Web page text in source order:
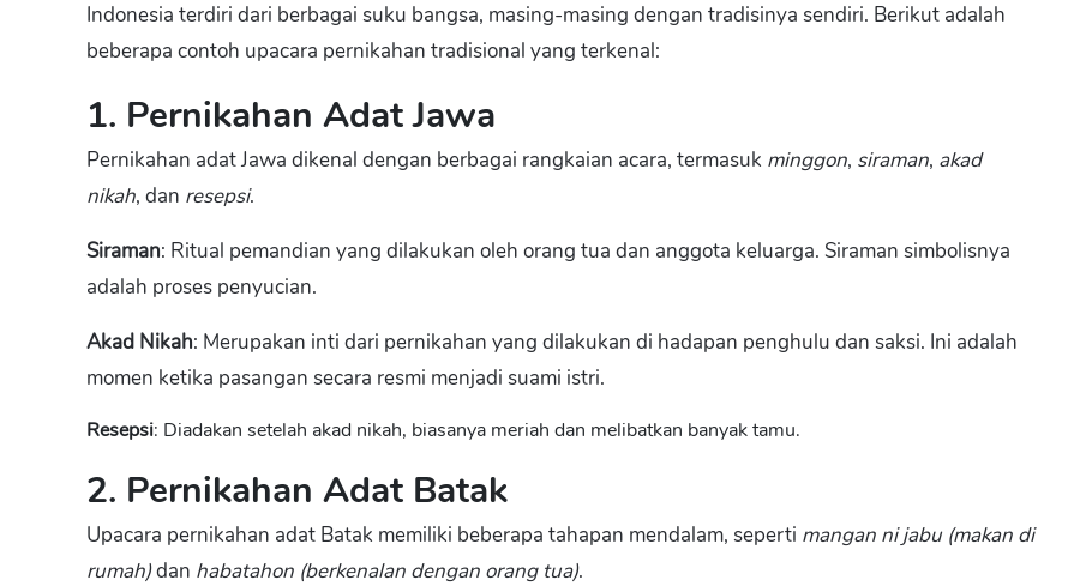
Indonesia terdiri dari berbagai suku bangsa, masing-masing dengan tradisinya sendiri. Berikut adalah
beberapa contoh upacara pernikahan tradisional yang terkenal:
1. Pernikahan Adat Jawa
Pernikahan adat Jawa dikenal dengan berbagai rangkaian acara, termasuk minggon, siraman, akad
nikah, dan resepsi.
Siraman: Ritual pemandian yang dilakukan oleh orang tua dan anggota keluarga. Siraman simbolisnya
adalah proses penyucian.
Akad Nikah: Merupakan inti dari pernikahan yang dilakukan di hadapan penghulu dan saksi. Ini adalah
momen ketika pasangan secara resmi menjadi suami istri.
Resepsi: Diadakan setelah akad nikah, biasanya meriah dan melibatkan banyak tamu.
2. Pernikahan Adat Batak
Upacara pernikahan adat Batak memiliki beberapa tahapan mendalam, seperti mangan ni jabu (makan di
rumah)dan habatahon (berkenalan dengan orang tua).